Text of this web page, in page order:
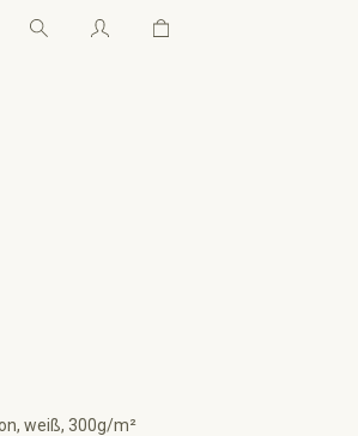
Warenkorb enthält 0
weiß, 300g/m²